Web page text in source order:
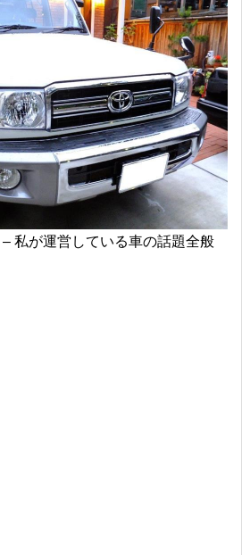
– 私が運営している車の話題全般